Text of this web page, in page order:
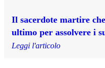
Il sacerdote martire
ultimo per assolvere i
Leggi l'articolo